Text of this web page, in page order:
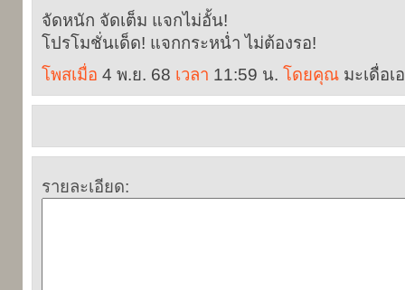
จัดหนัก จัดเต็ม แจกไม่อั้น!
โปรโมชั่นเด็ด! แจกกระหน่ำ ไม่ต้องรอ!
โพสเมื่อ 4 พ.ย. 68 เวลา 11:59 น. โดยคุณ มะเดื่อเ
รายละเอียด: